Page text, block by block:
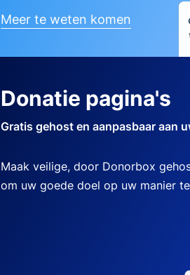
Meer te weten komen
Donatie pagina's
Gratis gehost en aanpasbaar aan
Maak veilige, door Donorbox
om uw goede doel op uw manier